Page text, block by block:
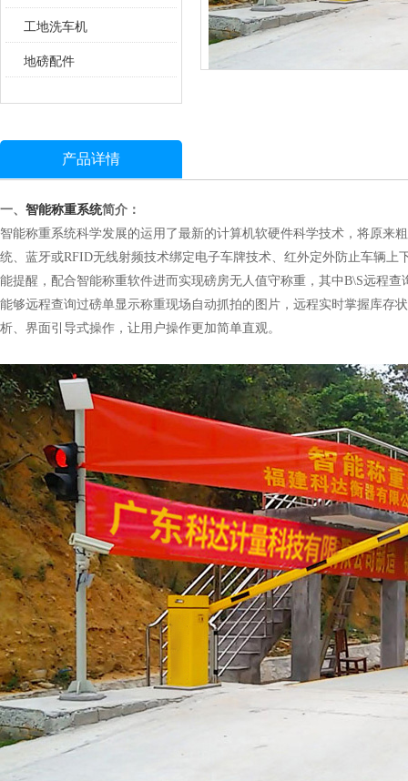
工地洗车机
地磅配件
产品详情
一、 智能称重系统简介：
智能称重系统科学发展的运用了最新的计算机软硬件科学技术，将原来
统、蓝牙或RFID无线射频技术绑定电子车牌技术、红外定外防止车辆
能提醒，配合智能称重软件进而实现磅房无人值守称重，其中B\S远程
能够远程查询过磅单显示称重现场自动抓拍的图片，远程实时掌握库存
析、界面引导式操作，让用户操作更加简单直观。